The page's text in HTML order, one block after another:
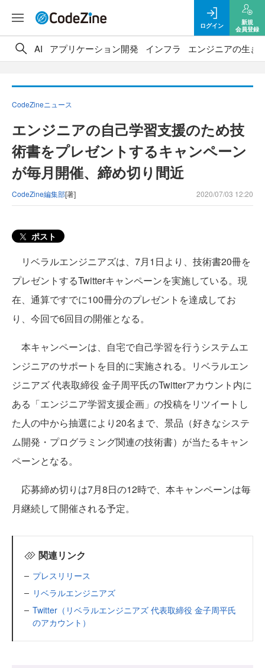
ログイン
新規
会員登録
AI アプリケーション開発 インフラ エンジニアの生き
CodeZineニュース
エンジニアの自己学習支援のため技
術書をプレゼントするキャンペーン
が毎月開催、締め切り間近
CodeZine編集部[著] 2020/07/03 12:20
ポスト
リベラルエンジニアズは、7月1日より、技術書20冊を
プレゼントするTwitterキャンペーンを実施している。現
在、通算ですでに100冊分のプレゼントを達成してお
り、今回で6回目の開催となる。
本キャンペーンは、自宅で自己学習を行うシステムエ
ンジニアのサポートを目的に実施される。リベラルエン
ジニアズ 代表取締役 金子周平氏のTwitterアカウント内に
ある「エンジニア学習支援企画」の投稿をリツイートし
た人の中から抽選により20名まで、景品（好きなシステ
ム開発・プログラミング関連の技術書）が当たるキャン
ペーンとなる。
応募締め切りは7月8日の12時で、本キャンペーンは毎
月継続して開催される予定。
関連リンク
プレスリリース
リベラルエンジニアズ
Twitter（リベラルエンジニアズ 代表取締役 金子周平氏
のアカウント）